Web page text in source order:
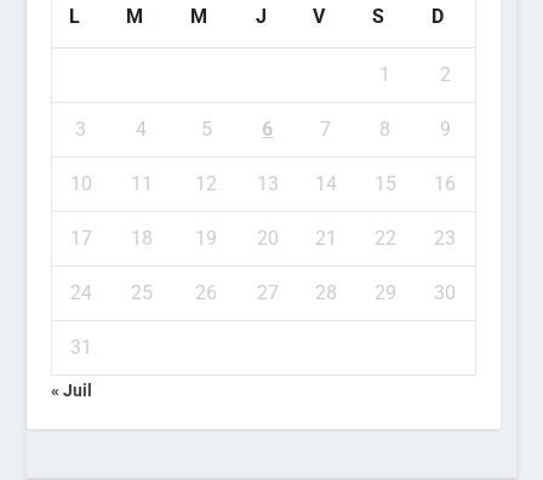
L M M J V S D
1 2
3 4 5 6 7 8 9
10 11 12 13 14 15 16
17 18 19 20 21 22 23
24 25 26 27 28 29 30
31
« Juil